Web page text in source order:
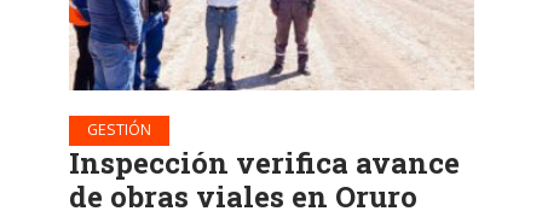
GESTIÓN
Inspección verifica avance
de obras viales en Oruro